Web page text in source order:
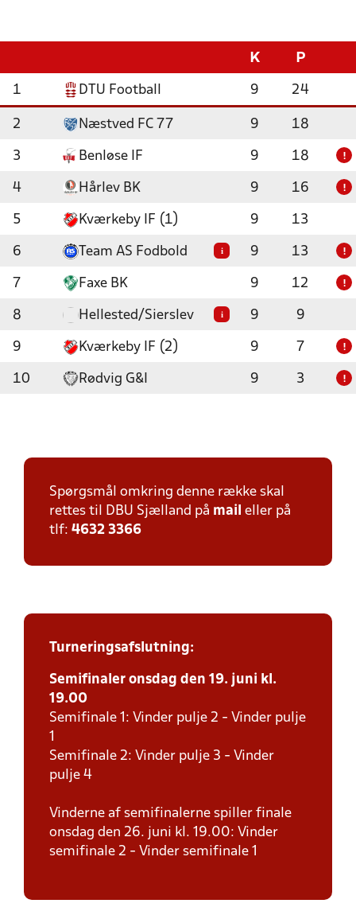
K P
1 DTU Football 9 24
2 Næstved FC 77 9 18
3 Benløse IF 9 18 !
4 Hårlev BK 9 16 !
5 Kværkeby IF (1) 9 13
6 Team AS Fodbold i 9 13 !
7 Faxe BK 9 12 !
8 Hellested/Sierslev i 9 9
9 Kværkeby IF (2) 9 7 !
10 Rødvig G&I 9 3 !
Spørgsmål omkring denne række skal
rettes til DBU Sjælland på mail eller på
tlf: 4632 3366
Turneringsafslutning:
Semifinaler onsdag den 19. juni kl.
19.00
Semifinale 1: Vinder pulje 2 - Vinder pulje
1
Semifinale 2: Vinder pulje 3 - Vinder
pulje 4
Vinderne af semifinalerne spiller finale
onsdag den 26. juni kl. 19.00: Vinder
semifinale 2 - Vinder semifinale 1